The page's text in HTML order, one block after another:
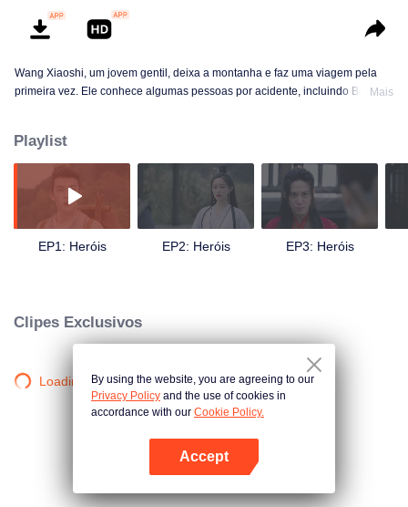
Abra o programa
Wang Xiaoshi, um jovem gentil, deixa a montanha e faz uma viagem pela
primeira vez. Ele conhece algumas pessoas por acidente, incluindo Bai
experimentando a irmandade e o romance. Durante esse tempo, eles não
são mais jovens, mas se tornaram "heróis" que podem agir de acordo com
sua responsabilidade.
Mais
Playlist
EP1: Heróis EP2: Heróis EP3: Heróis
Clipes Exclusivos
Loading…By using the website, you are agreeing to our
Privacy Policy and the use of cookies in
accordance with our Cookie Policy.
Accept